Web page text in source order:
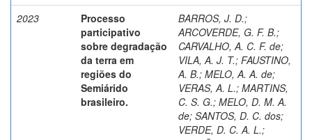
2023
Processo
participativo
sobre degradação
da terra em
regiões do
Semiárido
brasileiro.
BARROS, J. D.;
ARCOVERDE, G. F. B.;
CARVALHO, A. C. F. de;
VILA, A. J. T.; FAUSTINO,
A. B.; MELO, A. A. de;
VERAS, A. L.; MARTINS,
C. S. G.; MELO, D. M. A.
de; SANTOS, D. C. dos;
VERDE, D. C. A. L.;